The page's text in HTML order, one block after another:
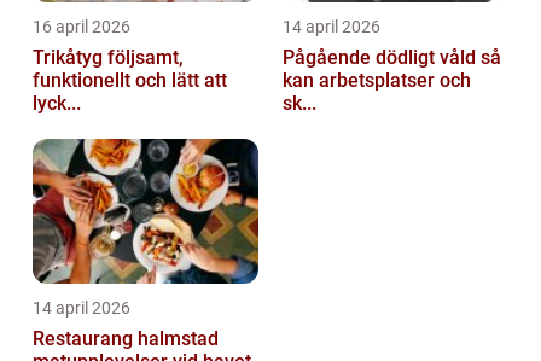
16 april 2026
Trikåtyg följsamt,
funktionellt och lätt att
lyck...
14 april 2026
Pågående dödligt våld så
kan arbetsplatser och
sk...
14 april 2026
Restaurang halmstad